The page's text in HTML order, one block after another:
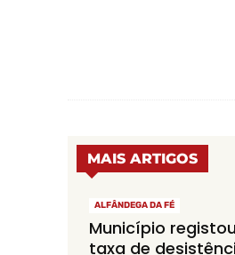
MAIS ARTIGOS
ALFÂNDEGA DA FÉ
Município
taxa de